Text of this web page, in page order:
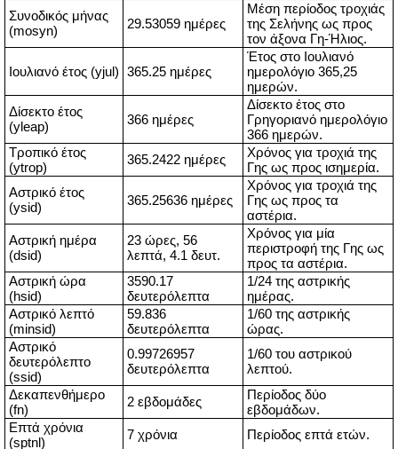
Συνοδικός μήνας
(mosyn)
29.53059 ημέρες
Μέση περίοδος τροχιάς
της Σελήνης ως προς
τον άξονα Γη-Ήλιος.
Ιουλιανό έτος (yjul) 365.25 ημέρες
Έτος στο Ιουλιανό
ημερολόγιο 365,25
ημερών.
Δίσεκτο έτος
(yleap)
366 ημέρες
Δίσεκτο έτος στο
Γρηγοριανό ημερολόγιο
366 ημερών.
Τροπικό έτος
(ytrop)
365.2422 ημέρες
Χρόνος για τροχιά της
Γης ως προς ισημερία.
Αστρικό έτος
(ysid)
365.25636 ημέρες
Χρόνος για τροχιά της
Γης ως προς τα
αστέρια.
Αστρική ημέρα
(dsid)
23 ώρες, 56
λεπτά, 4.1 δευτ.
Χρόνος για μία
περιστροφή της Γης ως
προς τα αστέρια.
Αστρική ώρα
(hsid)
3590.17
δευτερόλεπτα
1/24 της αστρικής
ημέρας.
Αστρικό λεπτό
(minsid)
59.836
δευτερόλεπτα
1/60 της αστρικής
ώρας.
Αστρικό
δευτερόλεπτο
(ssid)
0.99726957
δευτερόλεπτα
1/60 του αστρικού
λεπτού.
Δεκαπενθήμερο
(fn)
2 εβδομάδες
Περίοδος δύο
εβδομάδων.
Επτά χρόνια
(sptnl)
7 χρόνια
Περίοδος επτά ετών.